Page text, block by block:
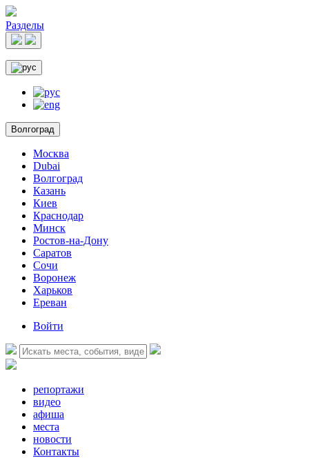
Разделы
Волгоград
Москва
Dubai
Волгоград
Казань
Киев
Краснодар
Минск
Ростов-на-Дону
Саратов
Сочи
Воронеж
Харьков
Ереван
Войти
репортажи
видео
афиша
места
новости
Контакты